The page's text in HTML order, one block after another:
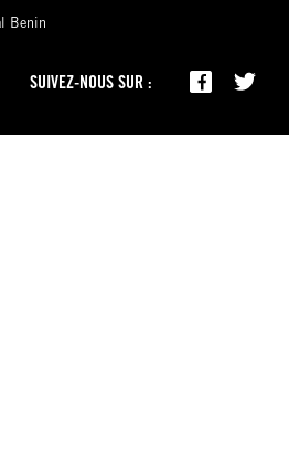
Benin
SUIVEZ-NOUS SUR :